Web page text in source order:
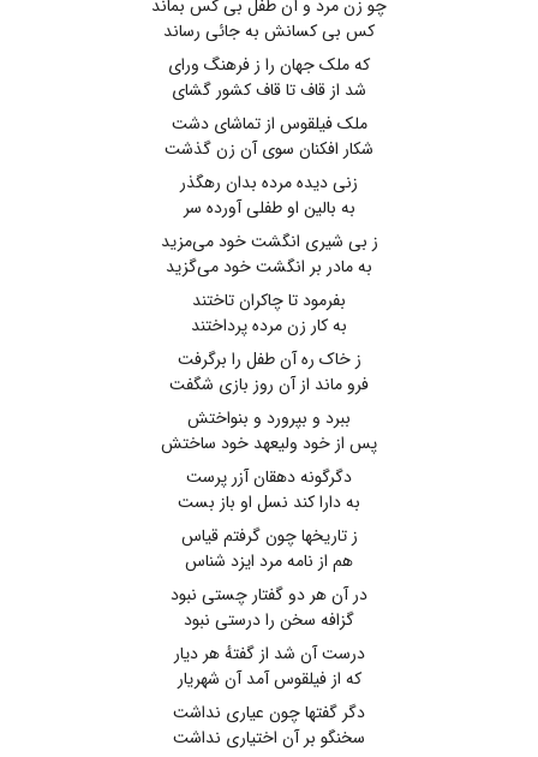
چو زن مرد و آن طفل بی کس بماند
کس بی کسانش به جائی رساند
که ملک جهان را ز فرهنگ ورای
شد از قاف تا قاف کشور گشای
ملک فیلقوس از تماشای دشت
شکار افکنان سوی آن زن گذشت
زنی دیده مرده بدان رهگذر
به بالین او طفلی آورده سر
ز بی شیری انگشت خود می‌مزید
به مادر بر انگشت خود می‌گزید
بفرمود تا چاکران تاختند
به کار زن مرده پرداختند
ز خاک ره آن طفل را برگرفت
فرو ماند از آن روز بازی شگفت
ببرد و بپرورد و بنواختش
پس از خود ولیعهد خود ساختش
دگرگونه دهقان آزر پرست
به دارا کند نسل او باز بست
ز تاریخها چون گرفتم قیاس
هم از نامه مرد ایزد شناس
در آن هر دو گفتار چستی نبود
گزافه سخن را درستی نبود
درست آن شد از گفتهٔ هر دیار
که از فیلقوس آمد آن شهریار
دگر گفتها چون عیاری نداشت
سخنگو بر آن اختیاری نداشت